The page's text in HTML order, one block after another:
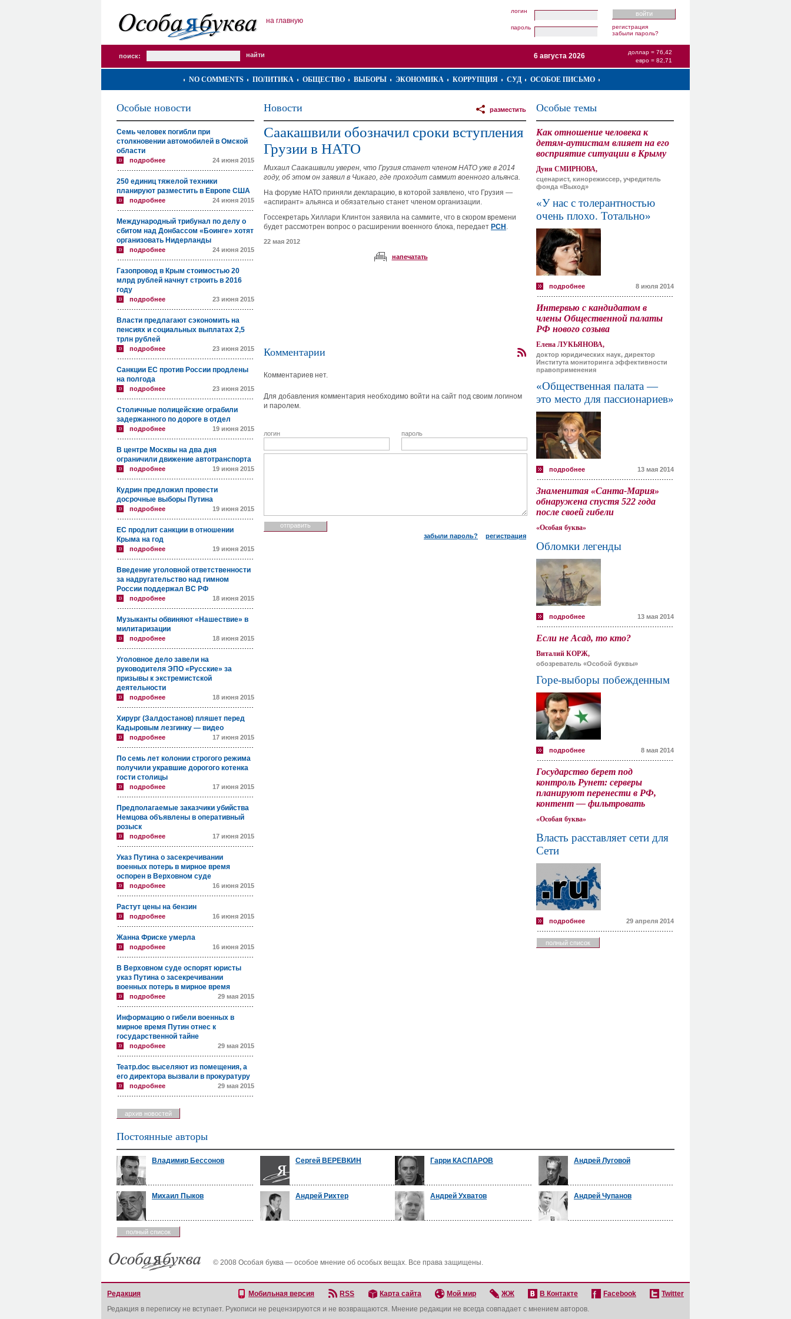
на главную
логин
пароль
регистрация
забыли пароль?
поиск:
доллар = 76,42
евро = 82,71
6 августа 2026
NO COMMENTS ПОЛИТИКА ОБЩЕСТВО ВЫБОРЫ ЭКОНОМИКА КОРРУПЦИЯ СУД ОСОБОЕ ПИСЬМО
Особые новости
Семь человек погибли при
столкновении автомобилей в Омской
области
подробнее 24 июня 2015
250 единиц тяжелой техники
планируют разместить в Европе США
подробнее 24 июня 2015
Международный трибунал по делу о
сбитом над Донбассом «Боинге» хотят
организовать Нидерланды
подробнее 24 июня 2015
Газопровод в Крым стоимостью 20
млрд рублей начнут строить в 2016
году
подробнее 23 июня 2015
Власти предлагают сэкономить на
пенсиях и социальных выплатах 2,5
трлн рублей
подробнее 23 июня 2015
Санкции ЕС против России продлены
на полгода
подробнее 23 июня 2015
Столичные полицейские ограбили
задержанного по дороге в отдел
подробнее 19 июня 2015
В центре Москвы на два дня
ограничили движение автотранспорта
подробнее 19 июня 2015
Кудрин предложил провести
досрочные выборы Путина
подробнее 19 июня 2015
ЕС продлит санкции в отношении
Крыма на год
подробнее 19 июня 2015
Введение уголовной ответственности
за надругательство над гимном
России поддержал ВС РФ
подробнее 18 июня 2015
Музыканты обвиняют «Нашествие» в
милитаризации
подробнее 18 июня 2015
Уголовное дело завели на
руководителя ЭПО «Русские» за
призывы к экстремистской
деятельности
подробнее 18 июня 2015
Хирург (Залдостанов) пляшет перед
Кадыровым лезгинку — видео
подробнее 17 июня 2015
По семь лет колонии строгого режима
получили укравшие дорогого котенка
гости столицы
подробнее 17 июня 2015
Предполагаемые заказчики убийства
Немцова объявлены в оперативный
розыск
подробнее 17 июня 2015
Указ Путина о засекречивании
военных потерь в мирное время
оспорен в Верховном суде
подробнее 16 июня 2015
Растут цены на бензин
подробнее 16 июня 2015
Жанна Фриске умерла
подробнее 16 июня 2015
В Верховном суде оспорят юристы
указ Путина о засекречивании
военных потерь в мирное время
подробнее 29 мая 2015
Информацию о гибели военных в
мирное время Путин отнес к
государственной тайне
подробнее 29 мая 2015
Театр.doc выселяют из помещения, а
его директора вызвали в прокуратуру
подробнее 29 мая 2015
архив новостей
Новости разместить
Саакашвили обозначил сроки вступления
Грузии в НАТО
Михаил Саакашвили уверен, что Грузия станет членом НАТО уже в 2014
году, об этом он заявил в Чикаго, где проходит саммит военного альянса.
На форуме НАТО приняли декларацию, в которой заявлено, что Грузия —
«аспирант» альянса и обязательно станет членом организации.
Госсекретарь Хиллари Клинтон заявила на саммите, что в скором времени
будет рассмотрен вопрос о расширении военного блока, передает РСН .
22 мая 2012
напечатать
Комментарии
Комментариев нет.
Для добавления комментария необходимо войти на сайт под своим логином
и паролем.
логин пароль
забыли пароль? регистрация
Особые темы
Как отношение человека к
детям-аутистам влияет на его
восприятие ситуации в Крыму
Дуня СМИРНОВА,
сценарист, кинорежиссер, учредитель
фонда «Выход»
«У нас с толерантностью
очень плохо. Тотально»
подробнее 8 июля 2014
Интервью с кандидатом в
члены Общественной палаты
РФ нового созыва
Елена ЛУКЬЯНОВА,
доктор юридических наук, директор
Института мониторинга эффективности
правоприменения
«Общественная палата —
это место для пассионариев»
подробнее 13 мая 2014
Знаменитая «Санта-Мария»
обнаружена спустя 522 года
после своей гибели
«Особая буква»
Обломки легенды
подробнее 13 мая 2014
Если не Асад, то кто?
Виталий КОРЖ,
обозреватель «Особой буквы»
Горе-выборы побежденным
подробнее 8 мая 2014
Государство берет под
контроль Рунет: серверы
планируют перенести в РФ,
контент — фильтровать
«Особая буква»
Власть расставляет сети для
Сети
подробнее 29 апреля 2014
полный список
Постоянные авторы
Владимир Бессонов Сергей ВЕРЕВКИН Гарри КАСПАРОВ Андрей Луговой
Михаил Пыков Андрей Рихтер Андрей Ухватов Андрей Чупанов
полный список
© 2008 Особая буква — особое мнение об особых вещах. Все права защищены.
Редакция Мобильная версия RSS Карта сайта Мой мир ЖЖ В Контакте Facebook
Twitter
Редакция в переписку не вступает. Рукописи не рецензируются и не возвращаются. Мнение редакции не всегда совпадает с мнением авторов.